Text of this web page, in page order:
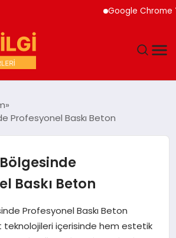
Google Chrome
Profesyonel Baskı Beton
Baskı Beton
Profesyonel Baskı Beton
teknolojileri içerisinde hem estetik